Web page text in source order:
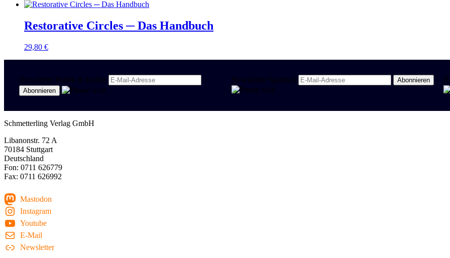
Restorative Circles ─ Das Handbuch
29,80 €
Newsletter Politik & Kultur Newsletter Spanisch
Schmetterling Verlag GmbH
Libanonstr. 72 A
70184 Stuttgart
Deutschland
Fon: 0711 626779
Fax: 0711 626992
Mastodon
Instagram
Youtube
E-Mail
Newsletter